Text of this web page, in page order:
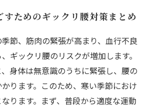
すためのギックリ腰対策まとめ
節、筋肉の緊張が高まり、血行不良
ギックリ腰のリスクが増加します。
身体は無意識のうちに緊張し、腰の
ります。このため、寒い季節におけ
ります。まず、普段から適度な運動